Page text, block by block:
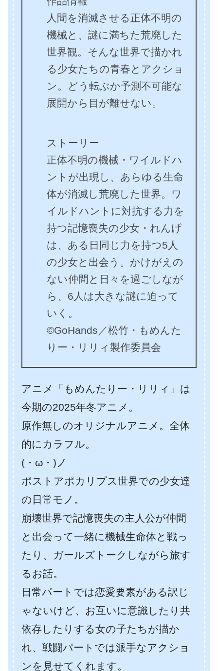
人間を消滅させる正体不明の
機械と、謎に満ちた荒廃した
世界観。そんな世界で描かれ
る少女たちの青春とアクショ
ン。どう転ぶか予測不可能な
展開から目が離せない。
ストーリー
正体不明の機械・ワイルドハ
ントが出現し、あらゆる生命
体が消滅し荒廃した世界。ワ
イルドハントに対抗する力を
持つ記憶喪失の少女・れんげ
は、ある日同じ力を持つ5人
の少女と出会う。かけがえの
ない仲間と日々を過ごしなが
ら、6人は大きな謎に迫って
いく。
©GoHands／松竹・もめんた
りー・リリィ製作委員会
アニメ「もめんたりー・リリィ」は
今期の2025年冬アニメ。
原作無しのオリジナルアニメ。全体
的にカラフル。
(・ω・)ノ
ポストアポカリプス世界での少女達
の日常モノ。
崩壊世界で記憶喪失の主人公が仲間
と出会って一緒に機械生命体と戦っ
たり、ガールズトークしながら旅す
るお話。
日常パートでは恋愛要素がある訳じ
ゃないけど、お互いに意識したり共
依存したりする女の子たちが描か
れ、戦闘パートでは派手なアクショ
ンを見せてくれます。